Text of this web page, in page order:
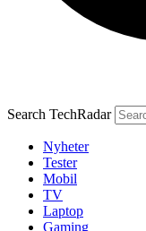
Search TechRadar
Nyheter
Tester
Mobil
TV
Laptop
Gaming